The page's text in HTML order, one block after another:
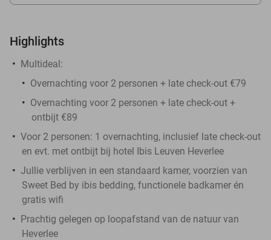
Highlights
Multideal:
Overnachting voor 2 personen + late check-out €79
Overnachting voor 2 personen + late check-out +
ontbijt €89
Voor 2 personen: 1 overnachting, inclusief late check-out
en evt. met ontbijt bij hotel Ibis Leuven Heverlee
Jullie verblijven in een standaard kamer, voorzien van
Sweet Bed by ibis bedding, functionele badkamer én
gratis wifi
Prachtig gelegen op loopafstand van de natuur van
Heverlee